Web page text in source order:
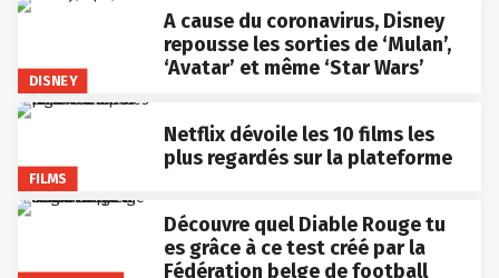
DISNEY
A cause du coronavirus, Disney
repousse les sorties de ‘Mulan’,
‘Avatar’ et même ‘Star Wars’
FILMS
Netflix dévoile les 10 films les
plus regardés sur la plateforme
Découvre quel Diable Rouge tu
es grâce à ce test créé par la
Fédération belge de football